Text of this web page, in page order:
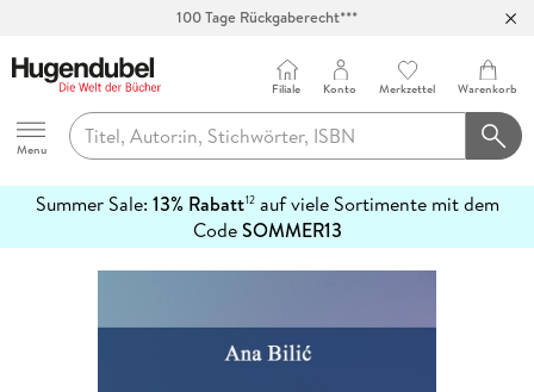
100 Tage Rückgaberecht***
Hugendubel
Menu
Filiale Konto Merkzettel Warenkorb
Summer Sale: 13% Rabatt12auf viele Sortimente mit dem
CodeSOMMER13
erfahren